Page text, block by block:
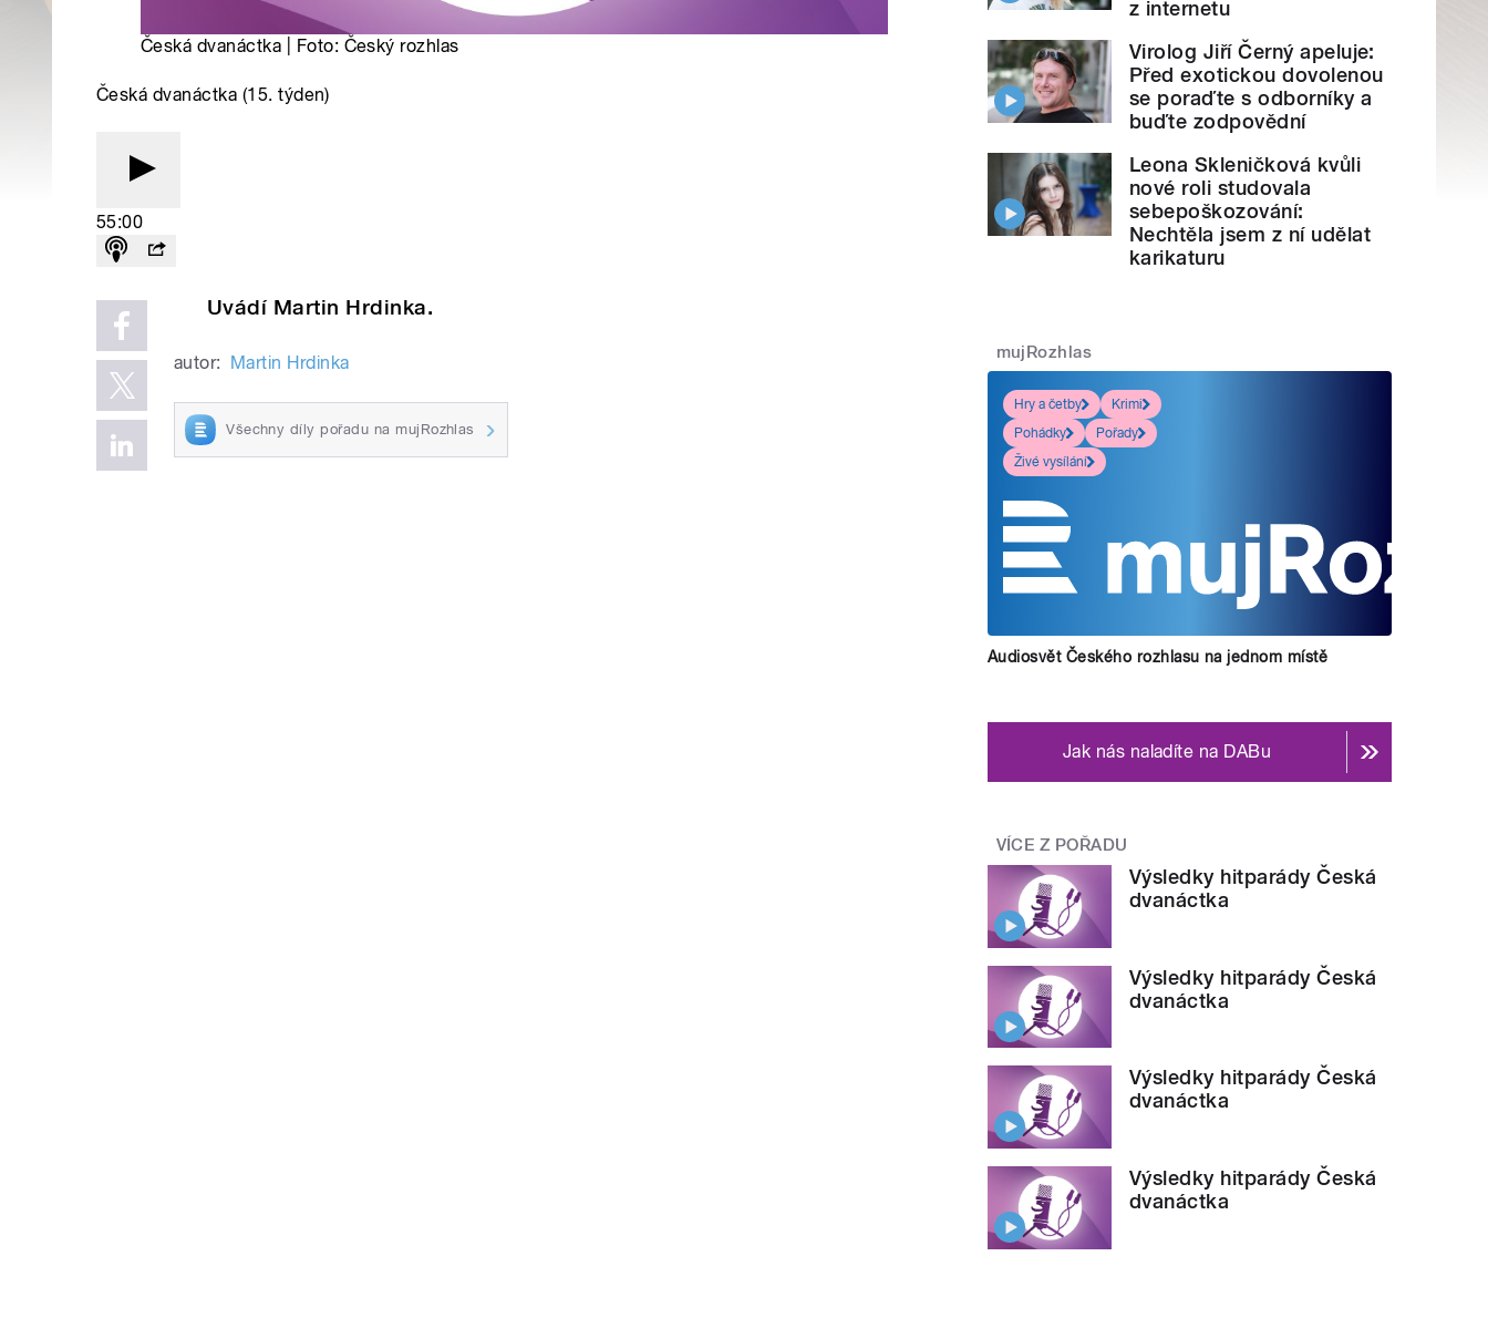
Česká dvanáctka | Foto: Český rozhlas
Česká dvanáctka (15. týden)
55:00
Uvádí Martin Hrdinka.
autor: Martin Hrdinka
Všechny díly pořadu na mujRozhlas
z internetu
Virolog Jiří Černý apeluje:
Před exotickou dovolenou
se poraďte s odborníky a
buďte zodpovědní
Leona Skleničková kvůli
nové roli studovala
sebepoškozování:
Nechtěla jsem z ní udělat
karikaturu
mujRozhlas
Hry a četby
Krimi
Pohádky
Pořady
Živé vysílání
Audiosvět Českého rozhlasu na jednom místě
Jak nás naladíte na DABu
VÍCE Z POŘADU
Výsledky hitparády Česká
dvanáctka
Výsledky hitparády Česká
dvanáctka
Výsledky hitparády Česká
dvanáctka
Výsledky hitparády Česká
dvanáctka